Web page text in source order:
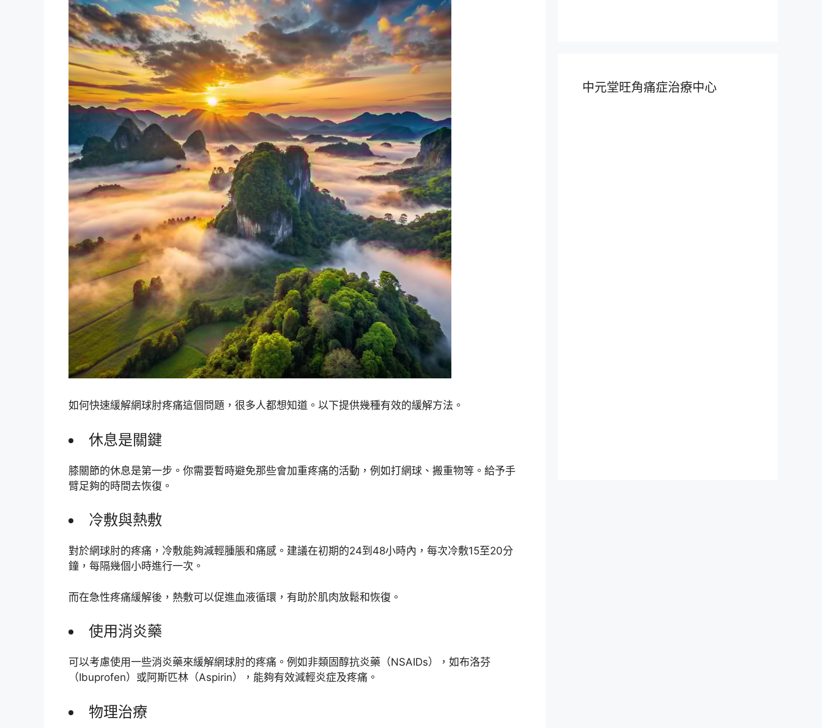
如何快速緩解網球肘疼痛這個問題，很多人都想知道。以下提供幾種有效的緩解方法。
休息是關鍵
膝關節的休息是第一步。你需要暫時避免那些會加重疼痛的活動，例如打網球、搬重物等。給予手
臂足夠的時間去恢復。
冷敷與熱敷
對於網球肘的疼痛，冷敷能夠減輕腫脹和痛感。建議在初期的24到48小時內，每次冷敷15至20分
鐘，每隔幾個小時進行一次。
而在急性疼痛緩解後，熱敷可以促進血液循環，有助於肌肉放鬆和恢復。
使用消炎藥
可以考慮使用一些消炎藥來緩解網球肘的疼痛。例如非類固醇抗炎藥（NSAIDs），如布洛芬
（Ibuprofen）或阿斯匹林（Aspirin），能夠有效減輕炎症及疼痛。
物理治療
中元堂旺角痛症治療中心